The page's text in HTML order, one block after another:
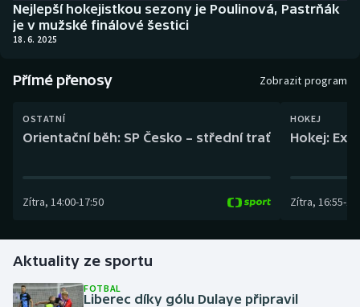
Boby a skeleton
Curling
Dostihy
Futsal
Golf
Gymnastika
AZ kvíz
Nejlepší hokejistkou sezony je Poulinová, Pastrňák
je v mužské finálové šestici
18. 6. 2025
Přímé přenosy Zobrazit program
OSTATNÍ
Orientační běh: SP Česko – střední trať
Zítra, 14:00-17:50
HOKEJ
Hokej:
Zítra, 16:55-
Aktuality ze sportu
FOTBAL
Liberec díky gólu Dulaye připravil